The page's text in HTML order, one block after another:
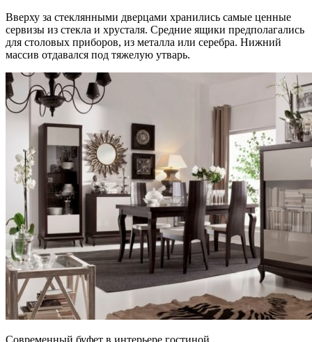
Вверху за стеклянными дверцами хранились самые ценные
сервизы из стекла и хрусталя. Средние ящики предполагались
для столовых приборов, из металла или серебра. Нижний
массив отдавался под тяжелую утварь.
Современный буфет в интерьере гостиной